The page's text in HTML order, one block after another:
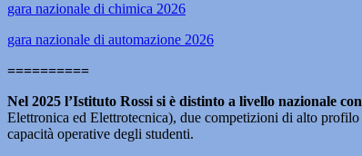
gara nazionale di chimica 2026
gara nazionale di automazione 2026
==========
Nel 2025 l’Istituto Rossi si è distinto a livello nazionale
Elettronica ed Elettrotecnica), due competizioni di alto
capacità operative degli studenti.